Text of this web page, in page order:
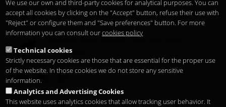
Temporary Closed
See you atSunset Lookers
Restaurant
We use our own and third-party cookies for analytical purposes. You can
accept all cookies by clicking on the "Accept" button, refuse their use with
"Reject" or configure them and "Save preferences" button. For more
information you can consult ourcookies policy
Technical cookies
Strictly necessary cookies are those that are essential for the proper use
of the website. In those cookies we do not store any sensitive
information.
Analytics and Advertising Cookies
This website uses analytics cookies that allow tracking user behavior. It